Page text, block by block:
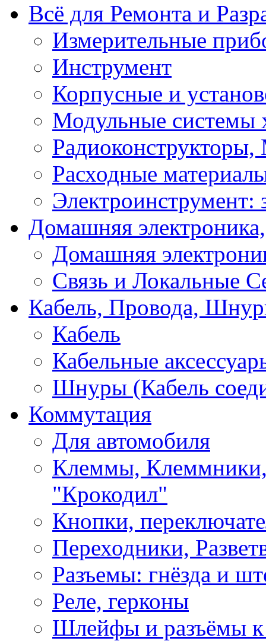
Всё для Ремонта и
Измерительные
Инструмент
Корпусные и
Модульные системы
Расходные
Электроинструмент:
Домашняя
Домашняя
Связь и Локальные
Кабель, Провода,
Кабель
Кабельные
Шнуры (Кабель
Коммутация
Для автомобиля
Клеммы,
"Крокодил"
Кнопки,
Переходники,
Разъемы: гнёзда и
Реле, герконы
Шлейфы и разъёмы